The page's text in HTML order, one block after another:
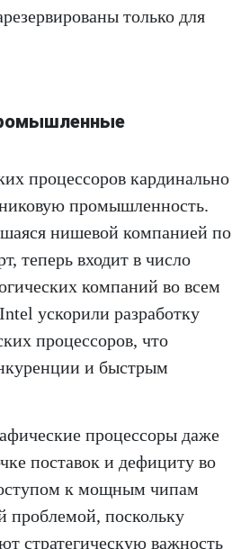
только для
процессоров кардинально
промышленность.
нишевой компанией по
теперь входит в число
компаний во всем
ускорили разработку
процессоров, что
и быстрым
процессоры даже
поставок и дефициту во
к мощным чипам
проблемой, поскольку
стратегическую важность